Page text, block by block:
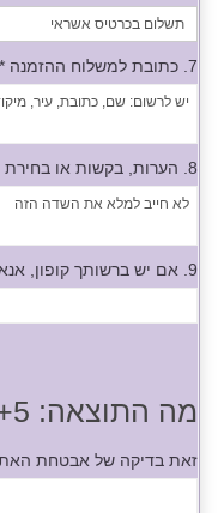
7. כתובת למשלוח ההזמנה *
8. הערות, בקשות או בחירת הצבע
9. אם יש ברשותך קופון, אנא הזן אותו
מה התוצאה: 5+5=?
זאת בדיקה של אבטחת